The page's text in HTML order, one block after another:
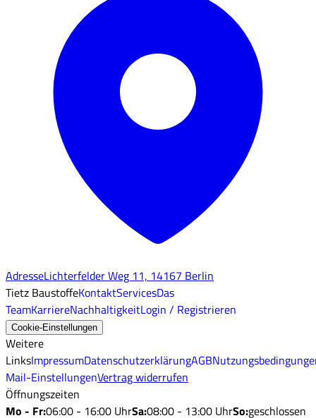
AdresseLichterfelder Weg 11, 14167 Berlin
Tietz BaustoffeKontaktServicesDas
TeamKarriereNachhaltigkeitLogin / Registrieren
Cookie-Einstellungen
Weitere
LinksImpressumDatenschutzerklärungAGB
Mail-EinstellungenVertrag widerrufen
Öffnungszeiten
Mo - Fr:06:00 - 16:00 UhrSa:08:00 - 13:00 UhrSo:geschlossen